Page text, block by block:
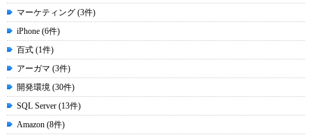
マーケティング (3件)
iPhone (6件)
百式 (1件)
アーガマ (3件)
開発環境 (30件)
SQL Server (13件)
Amazon (8件)